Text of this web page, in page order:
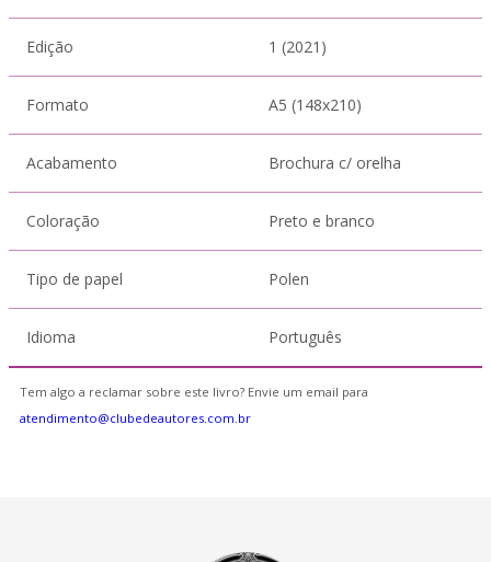
Edição 1 (2021)
Formato A5 (148x210)
Acabamento Brochura c/ orelha
Coloração Preto e branco
Tipo de papel Polen
Idioma Português
Tem algo a reclamar sobre este livro? Envie um email para
atendimento@clubedeautores.com.br